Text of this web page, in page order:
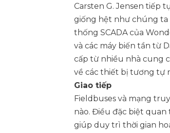
Carsten G. Jensen tiếp
giống hệt như chúng ta
thống SCADA của
và các máy biến tần từ
cấp từ nhiều nhà cung
về các thiết bị tương tự
Giao tiếp
Fieldbuses và mạng
nào. Điều đặc biệt quan
giúp duy trì thời gian